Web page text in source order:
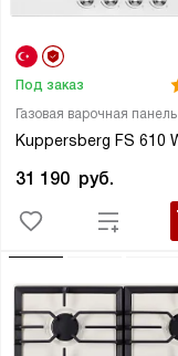
Газовая варочная панель
Kuppersberg FS 610
Под заказ
31 190 руб.